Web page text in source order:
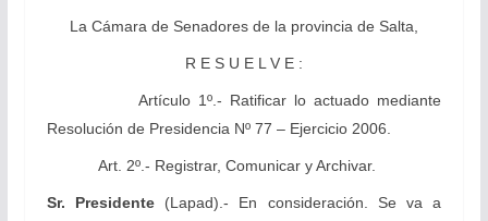
La Cámarade Senadores de la provincia de Salta,
R E S U E L V E :
Artículo 1º.- Ratificar lo actuado mediante
Resolución de Presidencia Nº 77 – Ejercicio 2006.
Art. 2º.- Registrar, Comunicar y Archivar.
Sr. Presidente(Lapad).- En consideración. Se va a